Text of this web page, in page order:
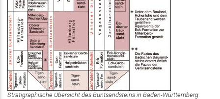
Stratigraphische Übersicht des Buntsandsteins in Baden-Württemberg